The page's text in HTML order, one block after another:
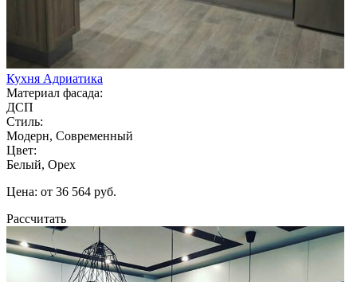
Кухня Адриатика
Материал фасада:
ДСП
Стиль:
Модерн, Современный
Цвет:
Белый, Орех
Цена: от 36 564 руб.
Рассчитать